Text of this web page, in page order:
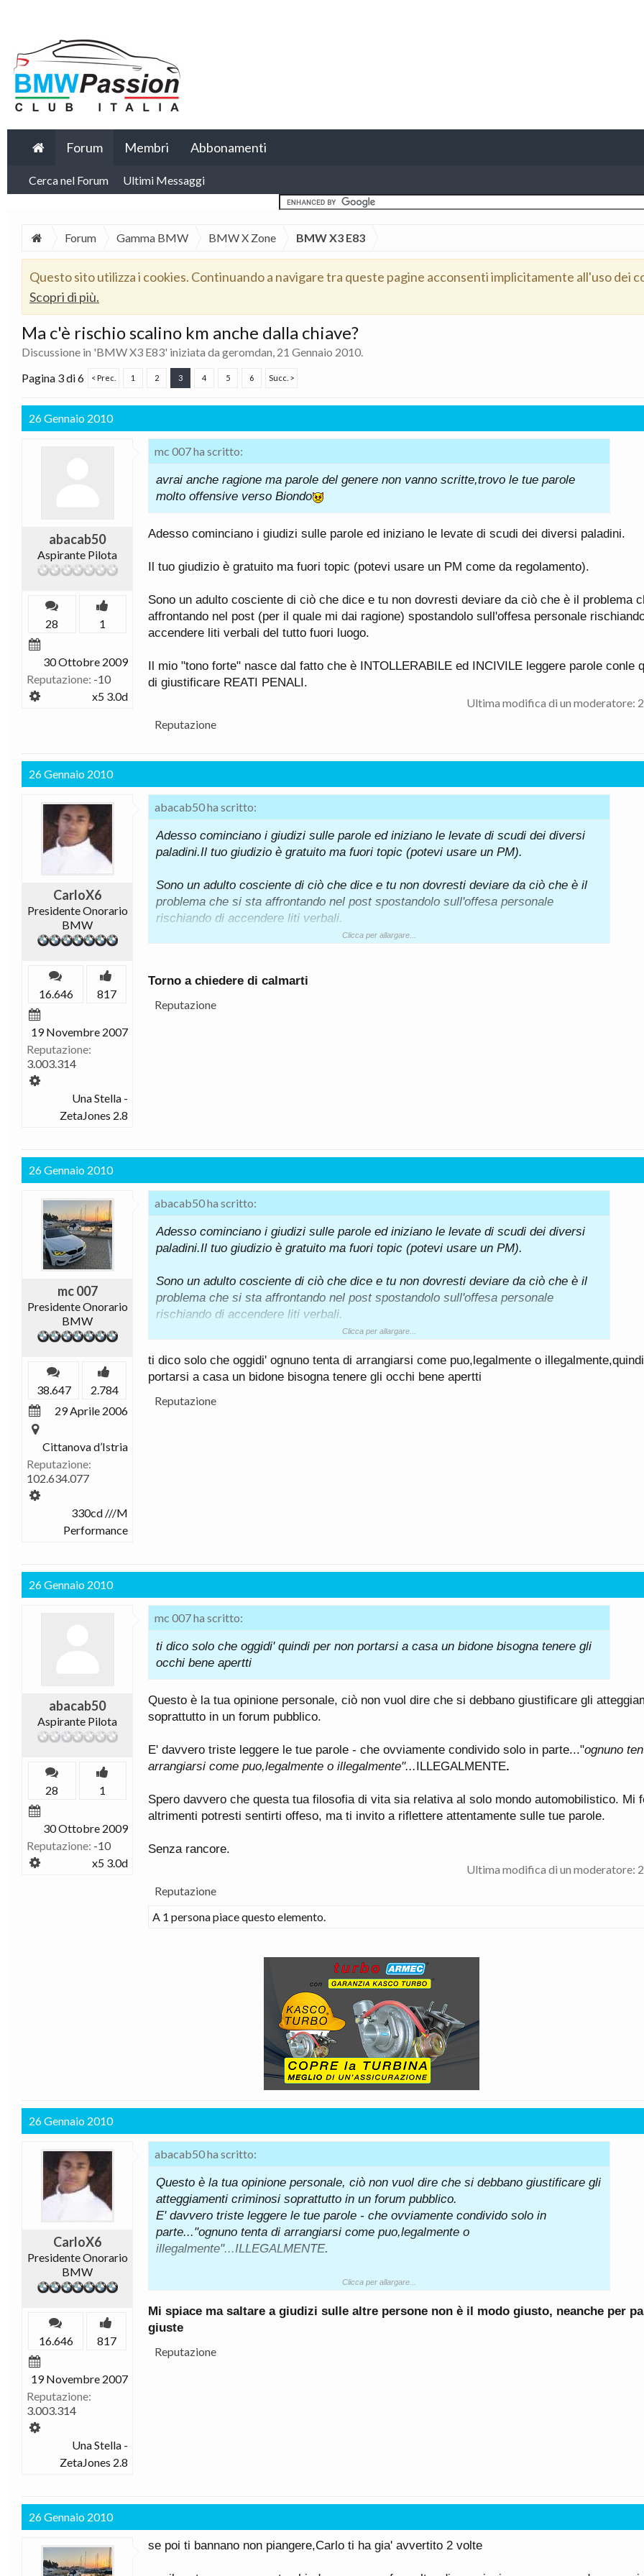
Forum
Cerca nel Forum Ultimi Messaggi
Membri Abbonamenti
Forum Gamma BMW BMW X Zone BMW X3 E83
Questo sito utilizza i cookies. Continuando a navigare tra queste pagine acconsenti implicitamente all'uso dei
Scopri di più.
Ma c'è rischio scalino km anche dalla chiave?
Discussione in 'BMW X3 E83' iniziata da geromdan, 21 Gennaio 2010.
Pagina 3 di 6
< Prec. 1 2 3 4 5 6 Succ. >
26 Gennaio 2010
abacab50
Aspirante Pilota
28 1
30 Ottobre 2009
Reputazione: -10
x5 3.0d
mc 007 ha scritto:
avrai anche ragione ma parole del genere non vanno scritte,trovo le tue parole
molto offensive verso Biondo
Adesso cominciano i giudizi sulle parole ed iniziano le levate di scudi dei diversi paladini.
Il tuo giudizio è gratuito ma fuori topic (potevi usare un PM come da regolamento).
Sono un adulto cosciente di ciò che dice e tu non dovresti deviare da ciò che è il problema
affrontando nel post (per il quale mi dai ragione) spostandolo sull'offesa personale
accendere liti verbali del tutto fuori luogo.
Il mio "tono forte" nasce dal fatto che è INTOLLERABILE ed INCIVILE leggere parole conle
di giustificare REATI PENALI.
Ultima modifica di un moderatore:
Reputazione
26 Gennaio 2010
CarloX6
Presidente Onorario
BMW
16.646 817
19 Novembre 2007
Reputazione:
3.003.314
Una Stella -
ZetaJones 2.8
abacab50 ha scritto:
Adesso cominciano i giudizi sulle parole ed iniziano le levate di scudi dei diversi
paladini.Il tuo giudizio è gratuito ma fuori topic (potevi usare un PM).
Sono un adulto cosciente di ciò che dice e tu non dovresti deviare da ciò che è il
problema che si sta affrontando nel post spostandolo sull'offesa personale
rischiando di accendere liti verbali.
Clicca per allargare...
Torno a chiedere di calmarti
Reputazione
26 Gennaio 2010
mc 007
Presidente Onorario
BMW
38.647
2.784
29 Aprile 2006
Cittanova d’Istria
Reputazione:
102.634.077
330cd ///M
Performance
abacab50 ha scritto:
Adesso cominciano i giudizi sulle parole ed iniziano le levate di scudi dei diversi
paladini.Il tuo giudizio è gratuito ma fuori topic (potevi usare un PM).
Sono un adulto cosciente di ciò che dice e tu non dovresti deviare da ciò che è il
problema che si sta affrontando nel post spostandolo sull'offesa personale
rischiando di accendere liti verbali.
TRUFFA è normale tanto lo fanno tutti??
Clicca per allargare...
ti dico solo che oggidi' ognuno tenta di arrangiarsi come puo,legalmente o
portarsi a casa un bidone bisogna tenere gli occhi bene apertti
Reputazione
26 Gennaio 2010
abacab50
Aspirante Pilota
28 1
30 Ottobre 2009
Reputazione: -10
x5 3.0d
mc 007 ha scritto:
ti dico solo che oggidi' quindi per non portarsi a casa un bidone bisogna tenere gli
occhi bene apertti
Questo è la tua opinione personale, ciò non vuol dire che si debbano giustificare gli
soprattutto in un forum pubblico.
E' davvero triste leggere le tue parole - che ovviamente condivido solo in parte..."ognuno
arrangiarsi come puo,legalmente o illegalmente"...ILLEGALMENTE.
Spero davvero che questa tua filosofia di vita sia relativa al solo mondo automobilistico. Mi
altrimenti potresti sentirti offeso, ma ti invito a riflettere attentamente sulle tue parole.
Senza rancore.
Ultima modifica di un moderatore:
Reputazione
A 1 persona piace questo elemento.
26 Gennaio 2010
CarloX6
Presidente Onorario
BMW
16.646 817
19 Novembre 2007
Reputazione:
3.003.314
Una Stella -
ZetaJones 2.8
abacab50 ha scritto:
Questo è la tua opinione personale, ciò non vuol dire che si debbano giustificare gli
atteggiamenti criminosi soprattutto in un forum pubblico.
E' davvero triste leggere le tue parole - che ovviamente condivido solo in
parte..."ognuno tenta di arrangiarsi come puo,legalmente o
illegalmente"...ILLEGALMENTE.
Spero davvero che questa tua filosofia di vita sia relativa al solo mondo
riflettere attentamente sulle tue parole.
Senza rancore.
Clicca per allargare...
Mi spiace ma saltare a giudizi sulle altre persone non è il modo giusto, neanche per
giuste
Reputazione
26 Gennaio 2010
se poi ti bannano non piangere,Carlo ti ha gia' avvertito 2 volte